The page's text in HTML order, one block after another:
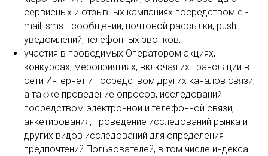
сервисных и отзывных кампаниях посредством e -
mail, sms - сообщений, почтовой рассылки, push-
уведомлений, телефонных звонков;
участия в проводимых Оператором акциях,
конкурсах, мероприятиях, включая их трансляции в
сети Интернет и посредством других каналов связи,
а также проведение опросов, исследований
посредством электронной и телефонной связи,
анкетирования, проведение исследований рынка и
других видов исследований для определения
предпочтений Пользователей, в том числе индекса